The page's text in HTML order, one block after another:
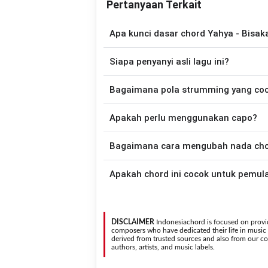
Pertanyaan Terkait
Apa kunci dasar chord Yahya -
telah disederhanakan sehingga lebih
memainkan lagu ini.
Siapa penyanyi asli lagu ini?
chord gitar yang lebih mudah
Bagaimana pola strumming yang
Down - Down - Up - Up - Down - Up
Selamanya?.
Apakah perlu menggunakan capo?
asli penyanyi, kamu dapat
Bagaimana cara mengubah nada
nada. Seluruh chord akan berubah secara otomatis tanpa mengubah lirik sehingga kamu dapat
Apakah chord ini cocok untuk
DISCLAIMER Indonesiachord is focused on
composers who have dedicated their life in
derived from trusted sources and also from our
authors, artists, and music labels.